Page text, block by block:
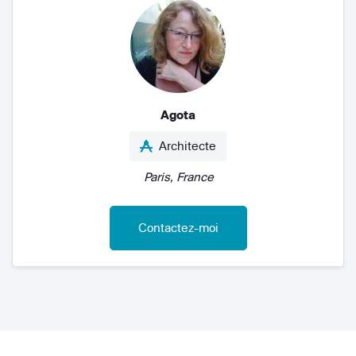
Agota
Architecte
Paris, France
Contactez-moi